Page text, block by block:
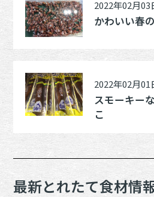
2022年02月03
かわいい春
2022年02月01
スモーキー
こ
最新とれたて食材情